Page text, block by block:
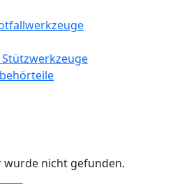
nicht gefunden.